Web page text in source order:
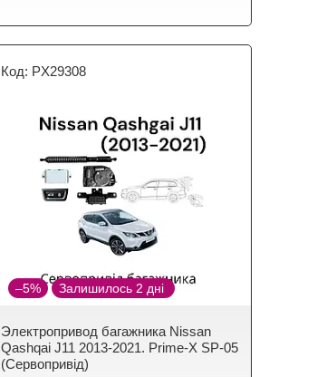
PX29308
–5% Залишилось 2 дні
Электропривод багажника Nissan
Qashqai J11 2013-2021. Prime-X SP-05
(Сервопривід)